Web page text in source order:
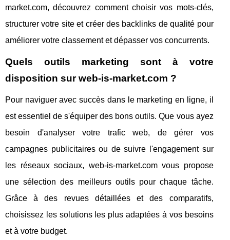
market.com, découvrez comment choisir vos mots-clés,
structurer votre site et créer des backlinks de qualité pour
améliorer votre classement et dépasser vos concurrents.
Quels outils marketing sont à votre
disposition sur web-is-market.com ?
Pour naviguer avec succès dans le marketing en ligne, il
est essentiel de s'équiper des bons outils. Que vous ayez
besoin d'analyser votre trafic web, de gérer vos
campagnes publicitaires ou de suivre l'engagement sur
les réseaux sociaux, web-is-market.com vous propose
une sélection des meilleurs outils pour chaque tâche.
Grâce à des revues détaillées et des comparatifs,
choisissez les solutions les plus adaptées à vos besoins
et à votre budget.